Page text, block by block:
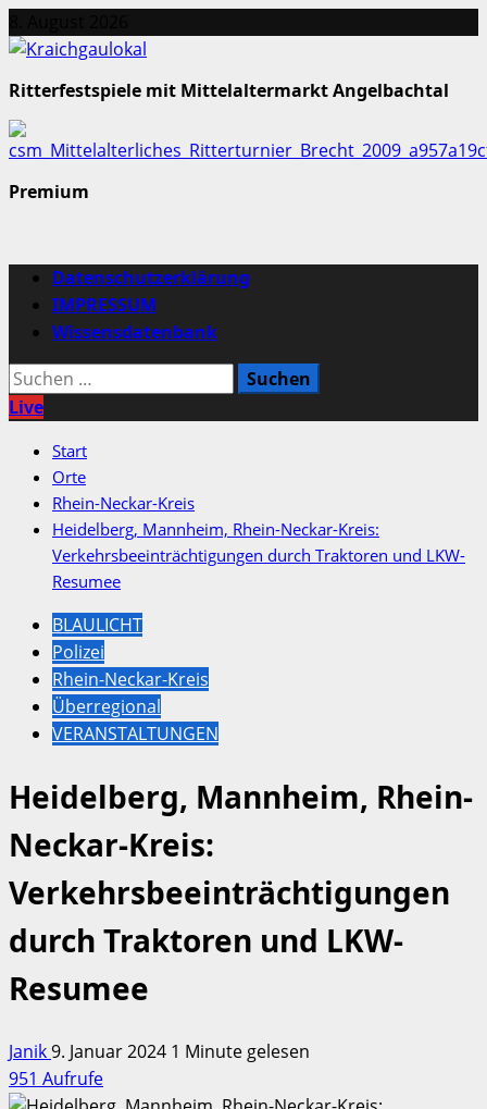
Inhalt
Ritterfestspiele mit Mittelaltermarkt Angelbachtal
Premium
Primäres
Menü
Datenschutzerklärung
IMPRESSUM
Wissensdatenbank
Suchen
nach:
Live
Start
Orte
Rhein-Neckar-Kreis
Heidelberg, Mannheim, Rhein-Neckar-Kreis:
Verkehrsbeeinträchtigungen durch Traktoren und LKW-
Resumee
BLAULICHT
Polizei
Rhein-Neckar-Kreis
Überregional
VERANSTALTUNGEN
Heidelberg, Mannheim, Rhein-
Neckar-Kreis:
Verkehrsbeeinträchtigungen
durch Traktoren und LKW-
Resumee
Janik9. Januar 2024 1 Minute gelesen
951 Aufrufe